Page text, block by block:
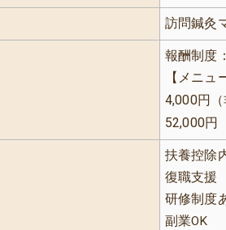
訪問鍼灸
報酬制度
【メニュ
4,000円（
52,000円
扶養控除
復職支援
研修制度
副業OK